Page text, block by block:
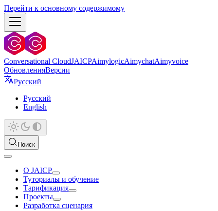
Перейти к основному содержимому
Conversational CloudJAICPAimylogicAimychatAimyvoice
ОбновленияВерсии
Русский
Русский
English
Поиск
О JAICP
Туториалы и обучение
Тарификация
Проекты
Разработка сценария